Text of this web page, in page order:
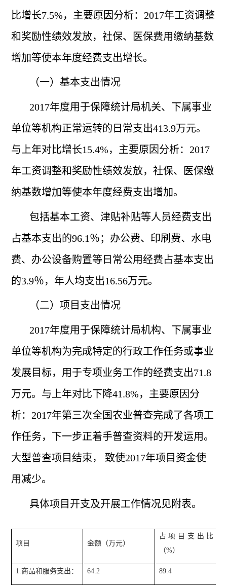
比增长7.5%，主要原因分析：2017年工资调整
和奖励性绩效发放，社保、医保费用缴纳基数
增加等使本年度经费支出增长。
（一）基本支出情况
2017年度用于保障统计局机关、下属事业
单位等机构正常运转的日常支出413.9万元。
与上年对比增长15.4%，主要原因分析：2017
年工资调整和奖励性绩效发放，社保、医保缴
纳基数增加等使本年度经费支出增加。
包括基本工资、津贴补贴等人员经费支出
占基本支出的96.1％；办公费、印刷费、水电
费、办公设备购置等日常公用经费占基本支出
的3.9％，年人均支出16.56万元。
（二）项目支出情况
2017年度用于保障统计局机构、下属事业
单位等机构为完成特定的行政工作任务或事业
发展目标，用于专项业务工作的经费支出71.8
万元。与上年对比下降41.8%，主要原因分
析：2017年第三次全国农业普查完成了各项工
作任务，下一步正着手普查资料的开发运用。
大型普查项目结束， 致使2017年项目资金使
用减少。
具体项目开支及开展工作情况见附表。
项目 金额（万元）
占项目支出比重
（%）
1.商品和服务支出： 64.2 89.4